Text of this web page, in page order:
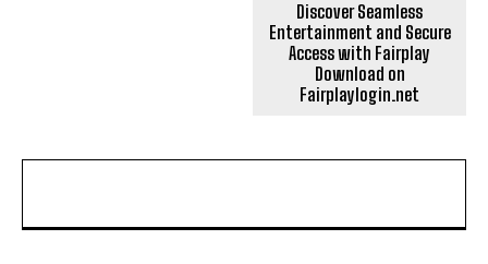
Discover Seamless
Entertainment and Secure
Access with Fairplay
Download on
Fairplaylogin.net